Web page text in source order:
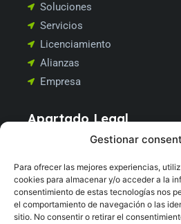
Gestionar
Para ofrecer las mejores experiencias,
cookies para almacenar y/o acceder a la
consentimiento de estas tecnologías nos
el comportamiento de navegación o las
sitio. No consentir o retirar el
Soluciones
Servicios
Licenciamiento
Alianzas
Empresa
ApartadoLegal
Aviso Legal
Política de Cookies
Política de Calidad
Política de Seguridad